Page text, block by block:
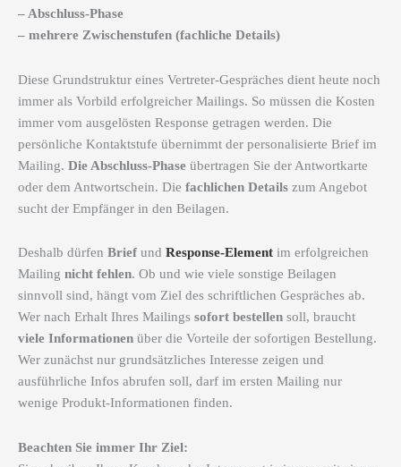
– Abschluss-Phase
– mehrere Zwischenstufen (fachliche Details)
Diese Grundstruktur eines Vertreter-Gespräches dient heute noch
immer als Vorbild erfolgreicher Mailings. So müssen die Kosten
immer vom ausgelösten Response getragen werden. Die
persönliche Kontaktstufe übernimmt der personalisierte Brief im
Mailing. Die Abschluss-Phase übertragen Sie der Antwortkarte
oder dem Antwortschein. Die fachlichen Details zum Angebot
sucht der Empfänger in den Beilagen.
Deshalb dürfen Brief und Response-Element im erfolgreichen
Mailing nicht fehlen. Ob und wie viele sonstige Beilagen
sinnvoll sind, hängt vom Ziel des schriftlichen Gespräches ab.
Wer nach Erhalt Ihres Mailings sofort bestellen soll, braucht
viele Informationen über die Vorteile der sofortigen Bestellung.
Wer zunächst nur grundsätzliches Interesse zeigen und
ausführliche Infos abrufen soll, darf im ersten Mailing nur
wenige Produkt-Informationen finden.
Beachten Sie immer Ihr Ziel: